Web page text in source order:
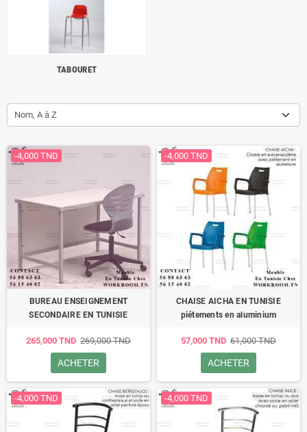
TABOURET
Nom, A à Z
-4,000 TND
BUREAU ENSEIGNEMENT
SECONDAIRE EN TUNISIE
265,000 TND 269,000 TND
ACHETER
-4,000 TND
CHAISE AICHA EN TUNISIE
piétements en aluminium
57,000 TND 61,000 TND
ACHETER
-4,000 TND -4,000 TND